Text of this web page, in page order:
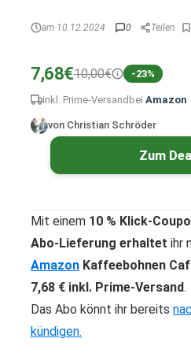
am 10.12.2024 0 Teilen
7,68€10,00€ -23%
inkl. Prime-Versand bei Amazon
von Christian Schröder
Zum
Mit einem 10 % Klick-
Abo-Lieferung erhaltet ihr
Amazon Kaffeebohnen
7,68 € inkl. Prime-Versand.
Das Abo könnt ihr bereits
kündigen.